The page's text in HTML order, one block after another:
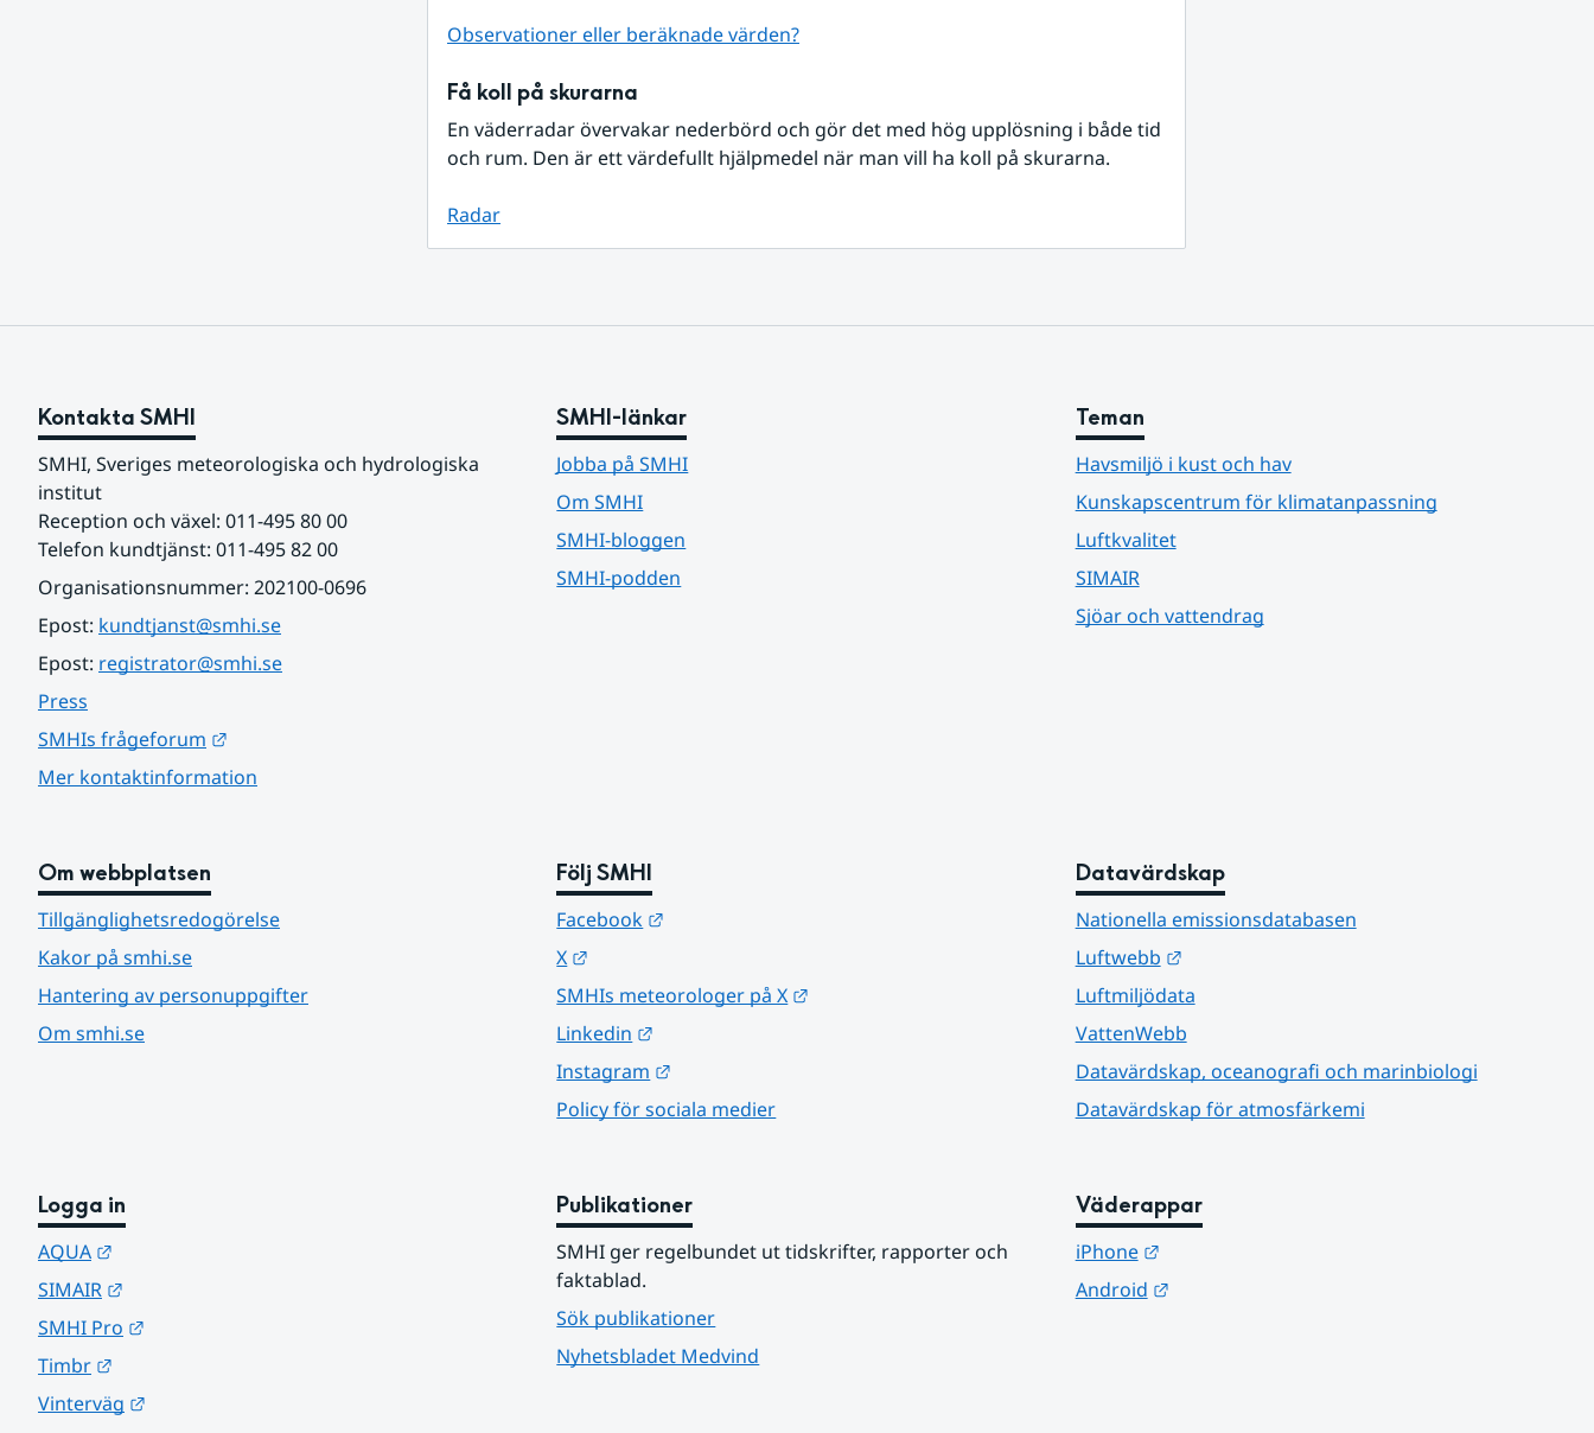
Observationer eller beräknade värden?
Få koll på skurarna
En väderradar övervakar nederbörd och gör det med hög upplösning i både tid
och rum. Den är ett värdefullt hjälpmedel när man vill ha koll på skurarna.
Radar
Kontakta SMHI
SMHI, Sveriges meteorologiska och hydrologiska
institut
Reception och växel: 011-495 80 00
Telefon kundtjänst: 011-495 82 00
Organisationsnummer: 202100-0696
Epost: kundtjanst@smhi.se
Epost: registrator@smhi.se
Press
SMHIs frågeforum
Mer kontaktinformation
SMHI-länkar
Jobba på SMHI
Om SMHI
SMHI-bloggen
SMHI-podden
Teman
Havsmiljö i kust och hav
Kunskapscentrum för klimatanpassning
Luftkvalitet
SIMAIR
Sjöar och vattendrag
Om webbplatsen
Tillgänglighetsredogörelse
Kakor på smhi.se
Hantering av personuppgifter
Om smhi.se
Följ SMHI
Facebook
X
SMHIs meteorologer på X
Linkedin
Instagram
Policy för sociala medier
Datavärdskap
Nationella emissionsdatabasen
Luftwebb
Länk till annan webbplats.
Luftmiljödata
VattenWebb
Datavärdskap, oceanografi och marinbiologi
Datavärdskap för atmosfärkemi
Logga in
AQUA
SIMAIR
SMHI Pro
Timbr
Vinterväg
Publikationer
SMHI ger regelbundet ut tidskrifter, rapporter och
faktablad.
Sök publikationer
Nyhetsbladet Medvind
Väderappar
iPhone
Länk till annan webbplats.
Android
Länk till annan webbplats.